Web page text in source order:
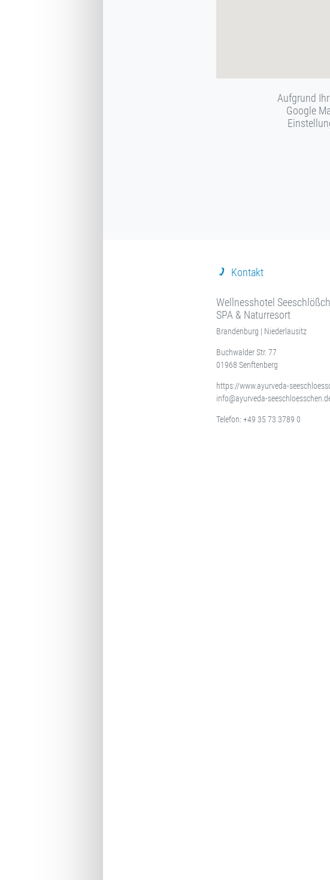
Aufgrund
Google
Kontakt
Wellnesshotel
SPA & Naturresort
Brandenburg | Niederlausitz
Buchwalder Str. 77
01968 Senftenberg
https://www.ayurveda-
info@ayurveda-
Telefon: +49 35 73 3789 0